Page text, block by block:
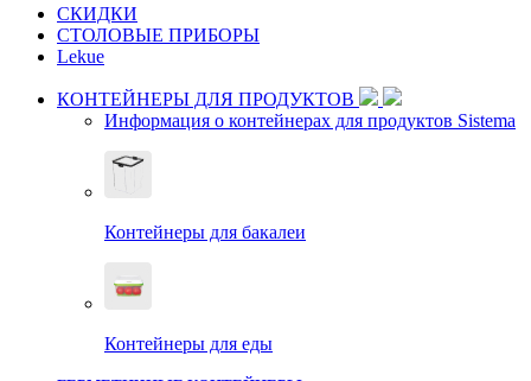
СКИДКИ
СТОЛОВЫЕ ПРИБОРЫ
Lekue
КОНТЕЙНЕРЫ ДЛЯ ПРОДУКТОВ
Информация о контейнерах для продуктов Sistema
Контейнеры для бакалеи
Контейнеры для еды